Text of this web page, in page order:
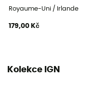
Royaume-Uni / Irlande
179,00 Kč
Kolekce IGN